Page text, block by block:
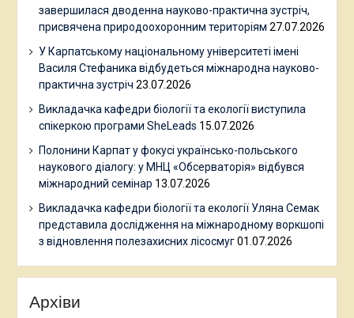
завершилася дводенна науково-практична зустріч,
присвячена природоохоронним територіям 27.07.2026
У Карпатському національному університеті імені
Василя Стефаника відбудеться міжнародна науково-
практична зустріч 23.07.2026
Викладачка кафедри біології та екології виступила
спікеркою програми SheLeads 15.07.2026
Полонини Карпат у фокусі українсько-польського
наукового діалогу: у МНЦ «Обсерваторія» відбувся
міжнародний семінар 13.07.2026
Викладачка кафедри біології та екології Уляна Семак
представила дослідження на міжнародному воркшопі
з відновлення полезахисних лісосмуг 01.07.2026
Архіви